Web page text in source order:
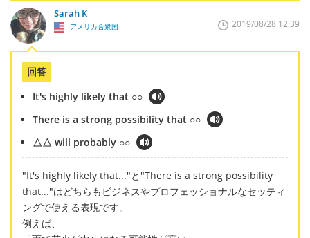
Sarah K
アメリカ合衆国 2019/08/28 12:39
回答
It's highly likely that ○○
There is a strong possibility that ○○
△△ will probably ○○
"It's highly likely that..."と"There is a strong possibility
that..."はどちらもビジネスやプロフェッショナルなセッティ
ングで使える表現です。
例えば、